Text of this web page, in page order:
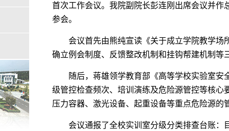
首次工作会议。我院副院长彭连刚出席会议并
参会。
会议首先由熊纯宣读《关于成立学院教学
确立例会制度、反馈整改机制和挂钩帮建机制等
随后，蒋雄领学教育部《高等学校实验室
级管控检查频次、培训演练及危险源管控等核心
压力容器、激光设备、起重设备等重点危险源的
会议通报了全校实训室分级分类排查台账